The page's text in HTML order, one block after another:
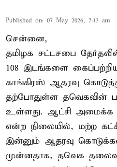
Published on: 07 May 2026, 7:13 am
சென்னை,
தமிழக சட்டசபை
108 இடங்களை
காங்கிரஸ் ஆதரவு
தற்போதுள்ள தவெகவின்
உள்ளது. ஆட்சி அமைக்க
என்ற நிலையில், மற்ற
இன்னும் ஆதரவு
முன்னதாக, தவெக